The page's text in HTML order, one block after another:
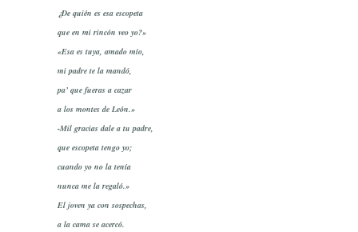
¿De quién es esa escopeta
que en mi rincón veo yo?»
«Esa es tuya, amado mío,
mi padre te la mandó,
pa’ que fueras a cazar
a los montes de León.»
-Mil gracias dale a tu padre,
que escopeta tengo yo;
cuando yo no la tenía
nunca me la regaló.»
El joven ya con sospechas,
a la cama se acercó.